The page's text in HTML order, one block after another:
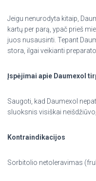
Jeigu nenurodyta kitaip,
kartų per parą, ypač prieš
juos nusausinti. Tepant
stora, ilgai veikianti preparato
Įspėjimai apie Daumexol
Saugoti, kad Daumexol
sluoksnis visiškai
Kontraindikacijos
Sorbitolio netoleravimas